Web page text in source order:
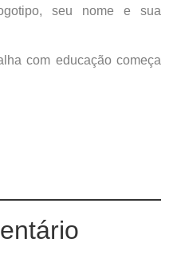
seu nome e sua
com educação começa